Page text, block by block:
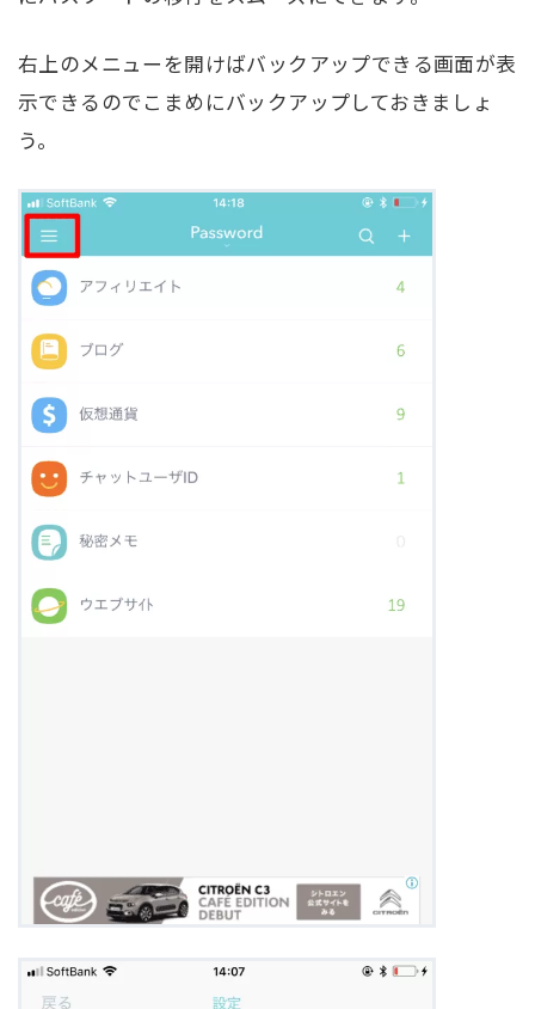
右上のメニューを開けばバックアップできる画面が表
示できるのでこまめにバックアップしておきましょ
う。